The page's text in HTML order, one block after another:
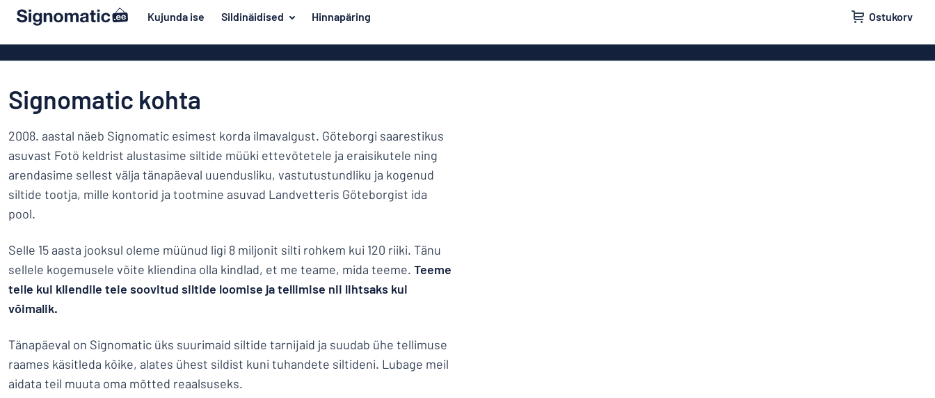
juurde Kujunda ise Sildinäidised Hinnapäring Ostukorv
Maja ja kodu
Liiklus ja sõidukid
Nimesildid
Dekaalid
Lemmikloomasildid
Lastesildid
Akrüülsildid
Vinüültekstid
Dekaalid
Messingsildid
Magnetsildid
Emailsiltidesarnased
alumiiniumsildid
Graveeritud sildid
Populaarseimad
Materjal
Uks
ja
postkast
Maja
ja
sõidukid
Nimesildid
Kuva kõik kategooriad
Hinnapäring
Logige
sildi kujundamist
Signomatic kohta
2008. aastal näeb Signomatic esimest korda ilmavalgust. Göteborgi saarestikus
asuvast Fotö keldrist alustasime siltide müüki ettevõtetele ja eraisikutele ning
arendasime sellest välja tänapäeval uuendusliku, vastutustundliku ja kogenud
siltide tootja, mille kontorid ja tootmine asuvad Landvetteris Göteborgist ida
pool.
Selle 15 aasta jooksul oleme müünud ligi 8 miljonit silti rohkem kui 120 riiki. Tänu
sellele kogemusele võite kliendina olla kindlad, et me teame, mida teeme. Teeme
teile kui kliendile teie soovitud siltide loomise ja tellimise nii lihtsaks kui
võimalik.
Tänapäeval on Signomatic üks suurimaid siltide tarnijaid ja suudab ühe tellimuse
raames käsitleda kõike, alates ühest sildist kuni tuhandete siltideni. Lubage meil
aidata teil muuta oma mõtted reaalsuseks.